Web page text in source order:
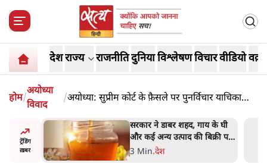
देशराज्य राजनीतिदुनियाविश्लेषणविचारवीडियो
होम/
अयोध्या
विवाद
/अयोध्या: सुप्रीम कोर्ट के फ़ैसले पर पुनर्विचार याचिका
ट्रेंडिंग
ख़बर
के घी
पर
'महाराष्ट्र में गैर बीजेपी वोटरों के
नामों को काटने की बड़ी साज़िश'-
रोहित पवार का आरोप
4 Min.महाराष्ट्र